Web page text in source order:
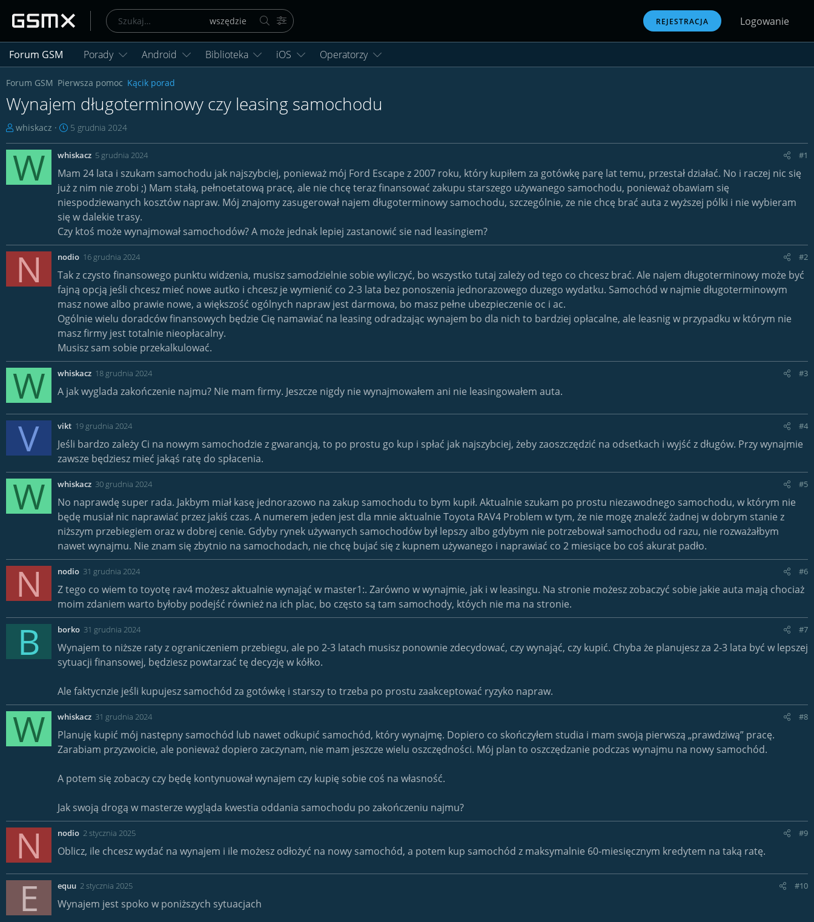
SzukajWięcej opcji… REJESTRACJA Logowanie
Forum GSM Porady Android Biblioteka iOS Operatorzy
Forum GSM Pierwsza pomoc Kącik porad
Wynajem długoterminowy czy leasing samochodu
T
r
e
a
t
whiskacz
D
t
r
o
z
p
o
z
c
i
a
5 grudnia 2024
W whiskacz 5 grudnia 2024 #1
Mam 24 lata i szukam samochodu jak najszybciej, ponieważ mój Ford Escape z 2007 roku, który kupiłem za gotówkę parę lat temu, przestał działać. No i raczej nic się
już z nim nie zrobi ;) Mam stałą, pełnoetatową pracę, ale nie chcę teraz finansować zakupu starszego używanego samochodu, ponieważ obawiam się
niespodziewanych kosztów napraw. Mój znajomy zasugerował najem długoterminowy samochodu, szczególnie, ze nie chcę brać auta z wyższej pólki i nie wybieram
się w dalekie trasy.
Czy ktoś może wynajmował samochodów? A może jednak lepiej zastanowić sie nad leasingiem?
N nodio 16 grudnia 2024 #2
Tak z czysto finansowego punktu widzenia, musisz samodzielnie sobie wyliczyć, bo wszystko tutaj zależy od tego co chcesz brać. Ale najem długoterminowy może być
fajną opcją jeśli chcesz mieć nowe autko i chcesz je wymienić co 2-3 lata bez ponoszenia jednorazowego duzego wydatku. Samochód w najmie długoterminowym
masz nowe albo prawie nowe, a większość ogólnych napraw jest darmowa, bo masz pełne ubezpieczenie oc i ac.
Ogólnie wielu doradców finansowych będzie Cię namawiać na leasing odradzając wynajem bo dla nich to bardziej opłacalne, ale leasnig w przypadku w którym nie
masz firmy jest totalnie nieopłacalny.
Musisz sam sobie przekalkulować.
W whiskacz 18 grudnia 2024 #3
A jak wyglada zakończenie najmu? Nie mam firmy. Jeszcze nigdy nie wynajmowałem ani nie leasingowałem auta.
V vikt 19 grudnia 2024 #4
Jeśli bardzo zależy Ci na nowym samochodzie z gwarancją, to po prostu go kup i spłać jak najszybciej, żeby zaoszczędzić na odsetkach i wyjść z długów. Przy wynajmie
zawsze będziesz mieć jakąś ratę do spłacenia.
W whiskacz 30 grudnia 2024 #5
No naprawdę super rada. Jakbym miał kasę jednorazowo na zakup samochodu to bym kupił. Aktualnie szukam po prostu niezawodnego samochodu, w którym nie
będę musiał nic naprawiać przez jakiś czas. A numerem jeden jest dla mnie aktualnie Toyota RAV4 Problem w tym, że nie mogę znaleźć żadnej w dobrym stanie z
niższym przebiegiem oraz w dobrej cenie. Gdyby rynek używanych samochodów był lepszy albo gdybym nie potrzebował samochodu od razu, nie rozważałbym
nawet wynajmu. Nie znam się zbytnio na samochodach, nie chcę bujać się z kupnem używanego i naprawiać co 2 miesiące bo coś akurat padło.
N nodio 31 grudnia 2024 #6
Z tego co wiem to toyotę rav4 możesz aktualnie wynająć w master1:. Zarówno w wynajmie, jak i w leasingu. Na stronie możesz zobaczyć sobie jakie auta mają chociaż
moim zdaniem warto byłoby podejść również na ich plac, bo często są tam samochody, któych nie ma na stronie.
B borko 31 grudnia 2024 #7
Wynajem to niższe raty z ograniczeniem przebiegu, ale po 2-3 latach musisz ponownie zdecydować, czy wynająć, czy kupić. Chyba że planujesz za 2-3 lata być w lepszej
sytuacji finansowej, będziesz powtarzać tę decyzję w kółko.
Ale faktycnzie jeśli kupujesz samochód za gotówkę i starszy to trzeba po prostu zaakceptować ryzyko napraw.
W whiskacz 31 grudnia 2024 #8
Planuję kupić mój następny samochód lub nawet odkupić samochód, który wynajmę. Dopiero co skończyłem studia i mam swoją pierwszą „prawdziwą” pracę.
Zarabiam przyzwoicie, ale ponieważ dopiero zaczynam, nie mam jeszcze wielu oszczędności. Mój plan to oszczędzanie podczas wynajmu na nowy samochód.
A potem się zobaczy czy będę kontynuował wynajem czy kupię sobie coś na własność.
Jak swoją drogą w masterze wygląda kwestia oddania samochodu po zakończeniu najmu?
N nodio 2 stycznia 2025 #9
Oblicz, ile chcesz wydać na wynajem i ile możesz odłożyć na nowy samochód, a potem kup samochód z maksymalnie 60-miesięcznym kredytem na taką ratę.
E equu 2 stycznia 2025 #10
Wynajem jest spoko w poniższych sytuacjach